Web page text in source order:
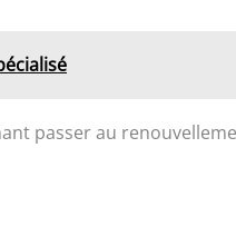
passer au